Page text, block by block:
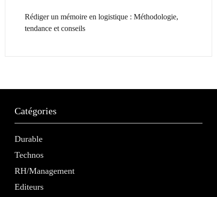
Rédiger un mémoire en logistique : Méthodologie,
tendance et conseils
Catégories
Durable
Technos
RH/Management
Editeurs